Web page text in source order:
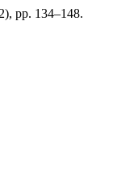
pp. 134–148.